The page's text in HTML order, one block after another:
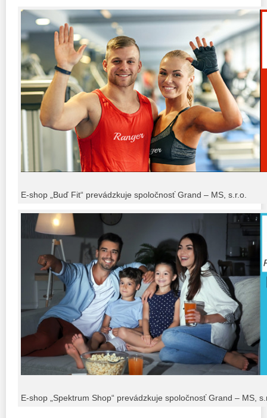
E-shop „Buď Fit“ prevádzkuje spoločnosť Grand – MS, s.r.o.
E-shop „Spektrum Shop“ prevádzkuje spoločnosť Grand – MS,